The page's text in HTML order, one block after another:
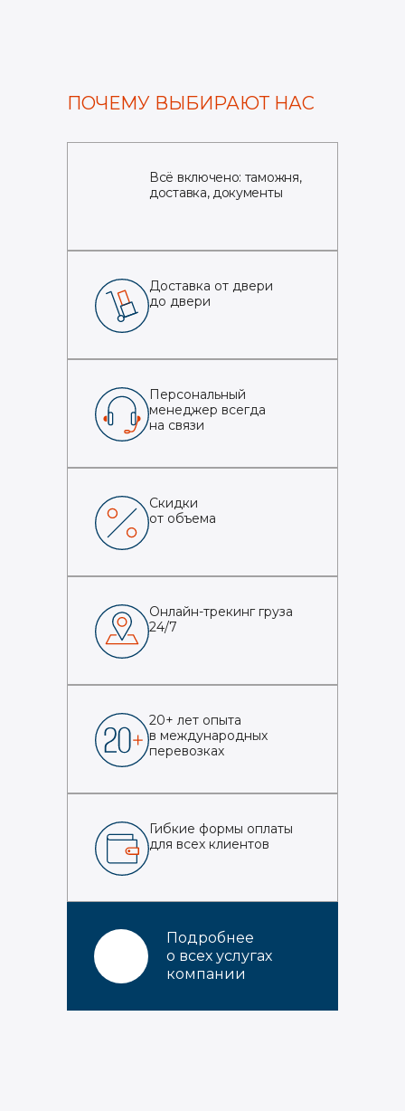
ПОЧЕМУ ВЫБИРАЮТ НАС
Всё включено: таможня,
доставка, документы
Доставка от двери
до двери
Персональный
менеджер всегда
на связи
Скидки
от объема
Онлайн-трекинг груза
24/7
20+ лет опыта
в международных
перевозках
Гибкие формы оплаты
для всех клиентов
Подробнее
о всех услугах
компании